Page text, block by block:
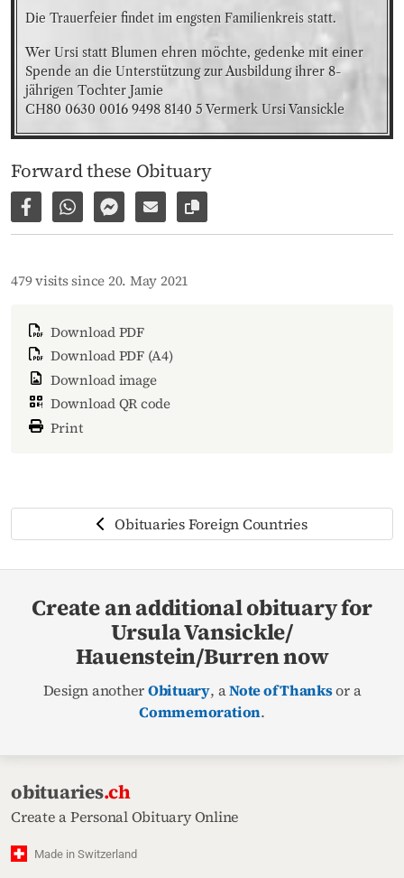
Die Trauerfeier findet im engsten Familienkreis statt.
Wer Ursi statt Blumen ehren möchte, gedenke mit einer
Spende an die Unterstützung zur Ausbildung ihrer 8-
jährigen Tochter Jamie
CH80 0630 0016 9498 8140 5 Vermerk Ursi Vansickle
Forward these Obituary
Share on Facebook
Share via WhatsApp
Share via Facebook Messenger
Share via E-Mail
Copy link to page
479 visits since 20. May 2021
Download PDF
Download PDF (A4)
Download image
Download QR code
Print
Obituaries Foreign Countries
Create an additional obituary for
Ursula Vansickle/
Hauenstein/Burren now
Design anotherObituary, aNote of Thanksor a
Commemoration.
obituaries.ch
Create a Personal Obituary Online
Made in Switzerland